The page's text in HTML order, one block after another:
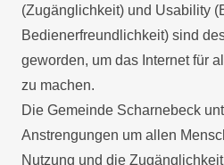
(Zugänglichkeit) und Usability
Bedienerfreundlichkeit) sind
geworden, um das Internet für
zu machen.
Die Gemeinde Scharnebeck
Anstrengungen um allen
Nutzung und die